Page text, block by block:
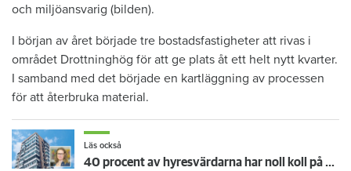
och miljöansvarig (bilden).
I början av året började tre bostadsfastigheter att rivas i
området Drottninghög för att ge plats åt ett helt nytt kvarter.
I samband med det började en kartläggning av processen
för att återbruka material.
Läs också
40 procent av hyresvärdarna har noll koll på klimatpåverkande utsläpp